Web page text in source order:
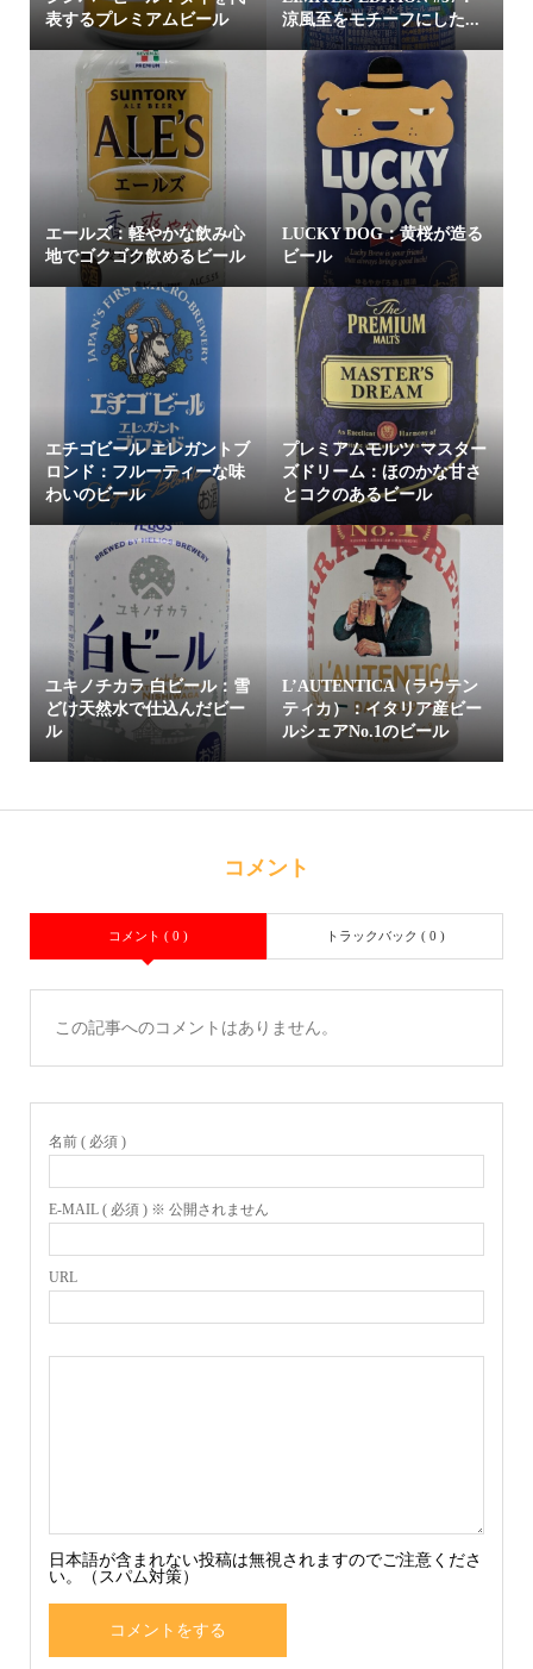
表するプレミアムビール
涼風至をモチーフにした...
エールズ：軽やかな飲み心
地でゴクゴク飲めるビール
LUCKY DOG：黄桜が造る
ビール
エチゴビール エレガントブ
ロンド：フルーティーな味
わいのビール
プレミアムモルツ マスター
ズドリーム：ほのかな甘さ
とコクのあるビール
ユキノチカラ 白ビール：雪
どけ天然水で仕込んだビー
ル
L’AUTENTICA（ラウテン
ティカ）：イタリア産ビー
ルシェアNo.1のビール
コメント
コメント ( 0 ) トラックバック ( 0 )
この記事へのコメントはありません。
名前 ( 必須 )
E-MAIL ( 必須 ) ※ 公開されません
URL
日本語が含まれない投稿は無視されますのでご注意くださ
い。（スパム対策）